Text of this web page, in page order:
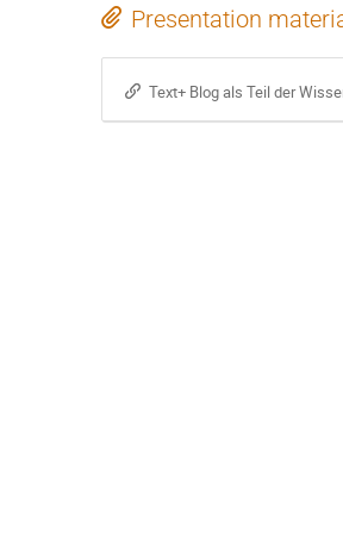
Presentation
Text+ Blog als Teil der